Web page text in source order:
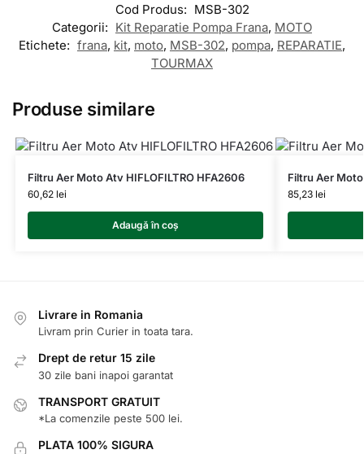
Cod Produs: MSB-302
Categorii: Kit Reparatie Pompa Frana, MOTO
Etichete: frana, kit, moto, MSB-302, pompa, REPARATIE,
TOURMAX
Produse similare
Filtru Aer Moto Atv HIFLOFILTRO HFA2606
60,62 lei
Adaugă în coș
Filtru Aer
85,23 lei
Livrare in Romania
Livram prin Curier in toata tara.
Drept de retur 15 zile
30 zile bani inapoi garantat
TRANSPORT GRATUIT
*La comenzile peste 500 lei.
PLATA 100% SIGURA